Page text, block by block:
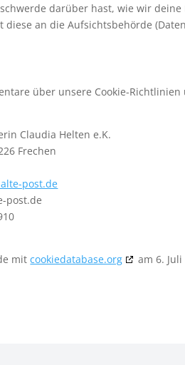
darüber hast, wie wir
diese an die Aufsichtsbehörde
über unsere Cookie-
Claudia Helten e.K.
Frechen
post.de
post.de
mitcookiedatabase.org am 6.